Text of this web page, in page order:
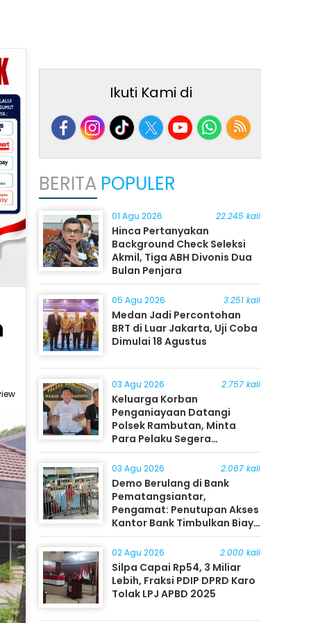
Ikuti Kami di
BERITA POPULER
01 Agu 2026 22.245 kali
Hinca Pertanyakan
Background Check Seleksi
Akmil, Tiga ABH Divonis Dua
Bulan Penjara
05 Agu 2026 3.251 kali
Medan Jadi Percontohan
BRT di Luar Jakarta, Uji Coba
Dimulai 18 Agustus
03 Agu 2026 2.757 kali
Keluarga Korban
Penganiayaan Datangi
Polsek Rambutan, Minta
Para Pelaku Segera
Ditangkap
03 Agu 2026 2.067 kali
Demo Berulang di Bank
Pematangsiantar,
Pengamat: Penutupan Akses
Kantor Bank Timbulkan Biaya
Ekonomi bagi Masyarakat
02 Agu 2026 2.000 kali
Silpa Capai Rp54, 3 Miliar
Lebih, Fraksi PDIP DPRD Karo
Tolak LPJ APBD 2025